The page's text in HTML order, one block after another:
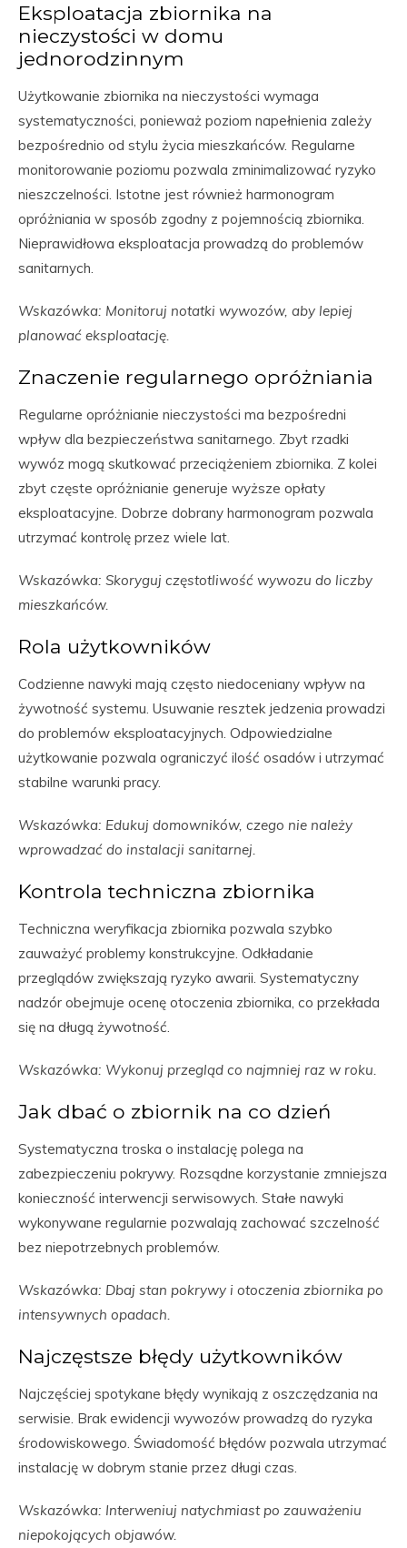
Eksploatacja zbiornika na
nieczystości w domu
jednorodzinnym
Użytkowanie zbiornika na nieczystości wymaga
systematyczności, ponieważ poziom napełnienia zależy
bezpośrednio od stylu życia mieszkańców. Regularne
monitorowanie poziomu pozwala zminimalizować ryzyko
nieszczelności. Istotne jest również harmonogram
opróżniania w sposób zgodny z pojemnością zbiornika.
Nieprawidłowa eksploatacja prowadzą do problemów
sanitarnych.
Wskazówka: Monitoruj notatki wywozów, aby lepiej
planować eksploatację.
Znaczenie regularnego opróżniania
Regularne opróżnianie nieczystości ma bezpośredni
wpływ dla bezpieczeństwa sanitarnego. Zbyt rzadki
wywóz mogą skutkować przeciążeniem zbiornika. Z kolei
zbyt częste opróżnianie generuje wyższe opłaty
eksploatacyjne. Dobrze dobrany harmonogram pozwala
utrzymać kontrolę przez wiele lat.
Wskazówka: Skoryguj częstotliwość wywozu do liczby
mieszkańców.
Rola użytkowników
Codzienne nawyki mają często niedoceniany wpływ na
żywotność systemu. Usuwanie resztek jedzenia prowadzi
do problemów eksploatacyjnych. Odpowiedzialne
użytkowanie pozwala ograniczyć ilość osadów i utrzymać
stabilne warunki pracy.
Wskazówka: Edukuj domowników, czego nie należy
wprowadzać do instalacji sanitarnej.
Kontrola techniczna zbiornika
Techniczna weryfikacja zbiornika pozwala szybko
zauważyć problemy konstrukcyjne. Odkładanie
przeglądów zwiększają ryzyko awarii. Systematyczny
nadzór obejmuje ocenę otoczenia zbiornika, co przekłada
się na długą żywotność.
Wskazówka: Wykonuj przegląd co najmniej raz w roku.
Jak dbać o zbiornik na co dzień
Systematyczna troska o instalację polega na
zabezpieczeniu pokrywy. Rozsądne korzystanie zmniejsza
konieczność interwencji serwisowych. Stałe nawyki
wykonywane regularnie pozwalają zachować szczelność
bez niepotrzebnych problemów.
Wskazówka: Dbaj stan pokrywy i otoczenia zbiornika po
intensywnych opadach.
Najczęstsze błędy użytkowników
Najczęściej spotykane błędy wynikają z oszczędzania na
serwisie. Brak ewidencji wywozów prowadzą do ryzyka
środowiskowego. Świadomość błędów pozwala utrzymać
instalację w dobrym stanie przez długi czas.
Wskazówka: Interweniuj natychmiast po zauważeniu
niepokojących objawów.